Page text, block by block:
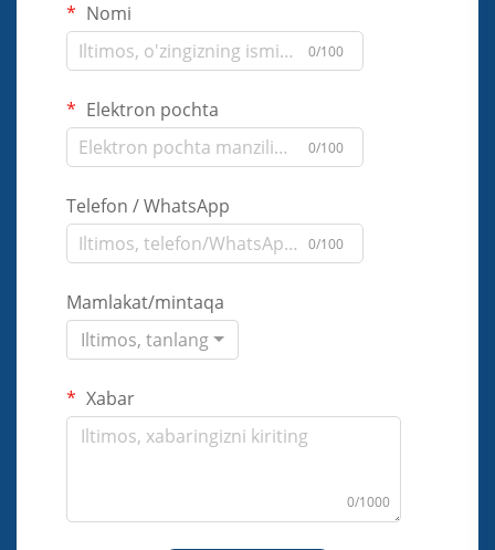
Nomi
0/100
Elektron pochta
0/100
Telefon / WhatsApp
0/100
Mamlakat/mintaqa
Iltimos, tanlang
Xabar
0/1000